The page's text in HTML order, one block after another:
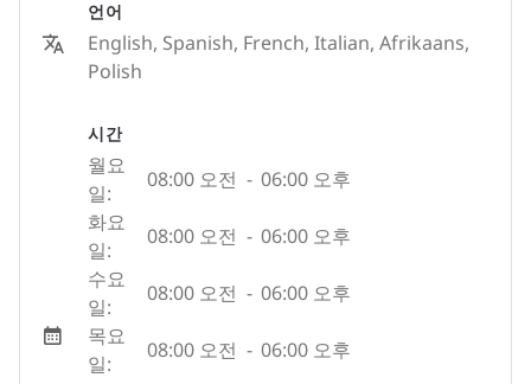
언어
English, Spanish, French, Italian, Afrikaans,
Polish
시간
월요
일:
08:00 오전 - 06:00 오후
화요
일:
08:00 오전 - 06:00 오후
수요
일:
08:00 오전 - 06:00 오후
목요
일:
08:00 오전 - 06:00 오후